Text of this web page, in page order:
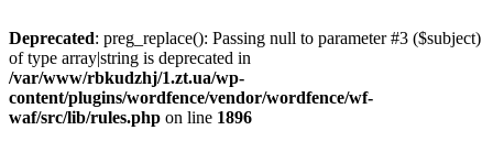
Deprecated: preg_replace(): Passing null to parameter #3 ($subject)
of type array|string is deprecated in
/var/www/rbkudzhj/1.zt.ua/wp-
content/plugins/wordfence/vendor/wordfence/wf-
waf/src/lib/rules.php on line 1896